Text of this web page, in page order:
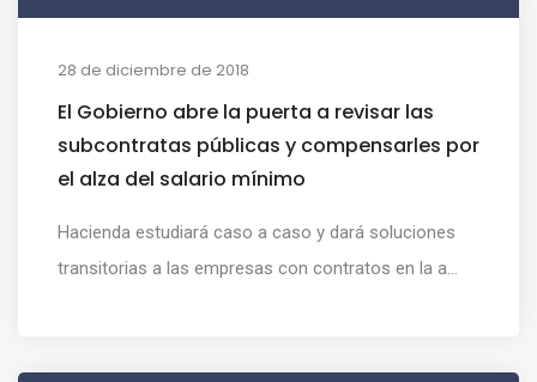
28 de diciembre de 2018
El Gobierno abre la puerta a revisar las
subcontratas públicas y compensarles por
el alza del salario mínimo
Hacienda estudiará caso a caso y dará soluciones
transitorias a las empresas con contratos en la a...